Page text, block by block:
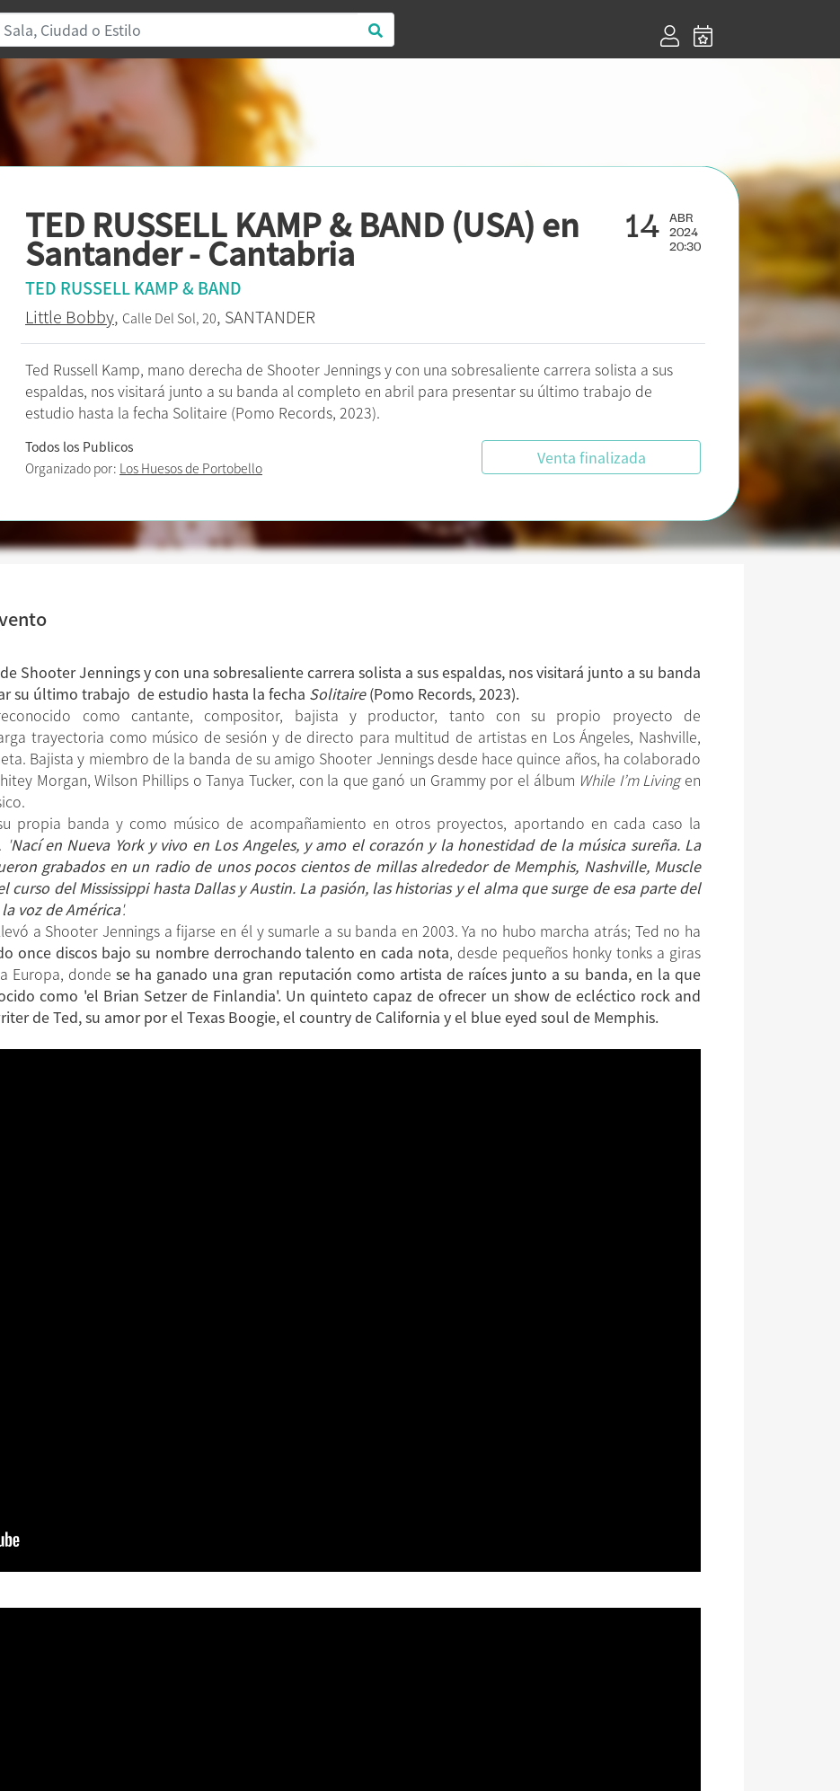
TED RUSSELL KAMP & BAND (USA) en
Santander - Cantabria
14 ABR
2024
20:30
TED RUSSELL KAMP & BAND
Little Bobby, Calle Del Sol, 20, SANTANDER
Ted Russell Kamp, mano derecha de Shooter Jennings y con una sobresaliente carrera solista a sus
espaldas, nos visitará junto a su banda al completo en abril para presentar su último trabajo de
estudio hasta la fecha Solitaire (Pomo Records, 2023).
Todos los Publicos
Organizado por: Los Huesos de Portobello Venta finalizada
Shooter Jennings y con una sobresaliente carrera solista a sus espaldas, nos visitará junto a su banda
su último trabajo de estudio hasta la fecha Solitaire(Pomo Records, 2023).
como cantante, compositor, bajista y productor, tanto con su propio proyecto de
trayectoria como músico de sesión y de directo para multitud de artistas en Los Ángeles, Nashville,
Bajista y miembro de la banda de su amigo Shooter Jennings desde hace quince años, ha colaborado
Morgan, Wilson Phillips o Tanya Tucker, con la que ganó un Grammy por el álbum While I’m Livingen
propia banda y como músico de acompañamiento en otros proyectos, aportando en cada caso la
'Nací en Nueva York y vivo en Los Angeles, y amo el corazón y la honestidad de la música sureña. La
grabados en un radio de unos pocos cientos de millas alrededor de Memphis, Nashville, Muscle
curso del Mississippi hasta Dallas y Austin. La pasión, las historias y el alma que surge de esa parte del
voz de América'.
a Shooter Jennings a fijarse en él y sumarle a su banda en 2003. Ya no hubo marcha atrás; Ted no ha
once discos bajo su nombre derrochando talento en cada nota, desde pequeños honky tonks a giras
Europa, donde se ha ganado una gran reputación como artista de raíces junto a su banda, en la que
como 'el Brian Setzer de Finlandia'. Un quinteto capaz de ofrecer un show de ecléctico rock and
de Ted, su amor por el Texas Boogie, el country de California y el blue eyed soul de Memphis.